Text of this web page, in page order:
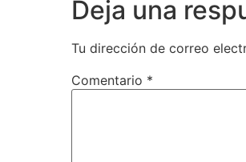
Deja una
Tu dirección de correo
Comentario *